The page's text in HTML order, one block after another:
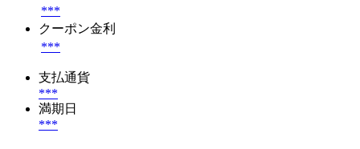
***
クーポン金利
***
支払通貨
***
満期日
***